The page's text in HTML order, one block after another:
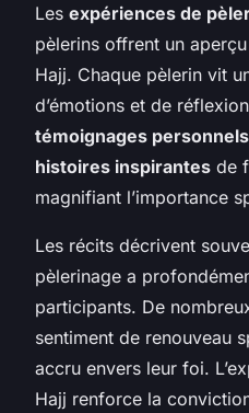
Les expériences de
pèlerins offrent un
Hajj. Chaque pèlerin vit
d’émotions et de
témoignages personnels
histoires inspirantes de
magnifiant l’importance
Les récits décrivent
pèlerinage a
participants. De
sentiment de renouveau
accru envers leur foi.
Hajj renforce la